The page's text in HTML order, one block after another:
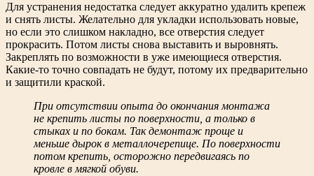
Для устранения недостатка следует аккуратно удалить крепеж
и снять листы. Желательно для укладки использовать новые,
но если это слишком накладно, все отверстия следует
прокрасить. Потом листы снова выставить и выровнять.
Закреплять по возможности в уже имеющиеся отверстия.
Какие-то точно совпадать не будут, потому их предварительно
и защитили краской.
При отсутствии опыта до окончания монтажа
не крепить листы по поверхности, а только в
стыках и по бокам. Так демонтаж проще и
меньше дырок в металлочерепице. По поверхности
потом крепить, осторожно передвигаясь по
кровле в мягкой обуви.